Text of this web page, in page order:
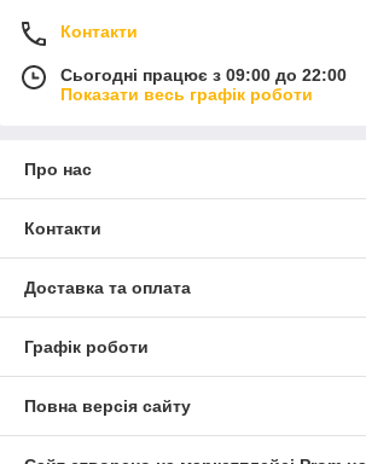
Контакти
Сьогодні працює з 09:00 до 22:00
Показати весь графік роботи
Про нас
Контакти
Доставка та оплата
Графік роботи
Повна версія сайту